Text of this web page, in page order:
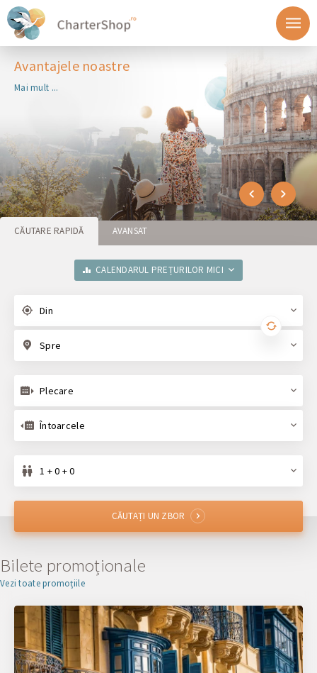
Avantajele noastre
Mai mult ...
CĂUTARE RAPIDĂ AVANSAT
CALENDARUL PREȚURILOR MICI
Din
Spre
Plecare
Întoarcele
1 + 0 + 0
CĂUTAȚI UN ZBOR
Bilete promoționale
Vezi toate promoțiile